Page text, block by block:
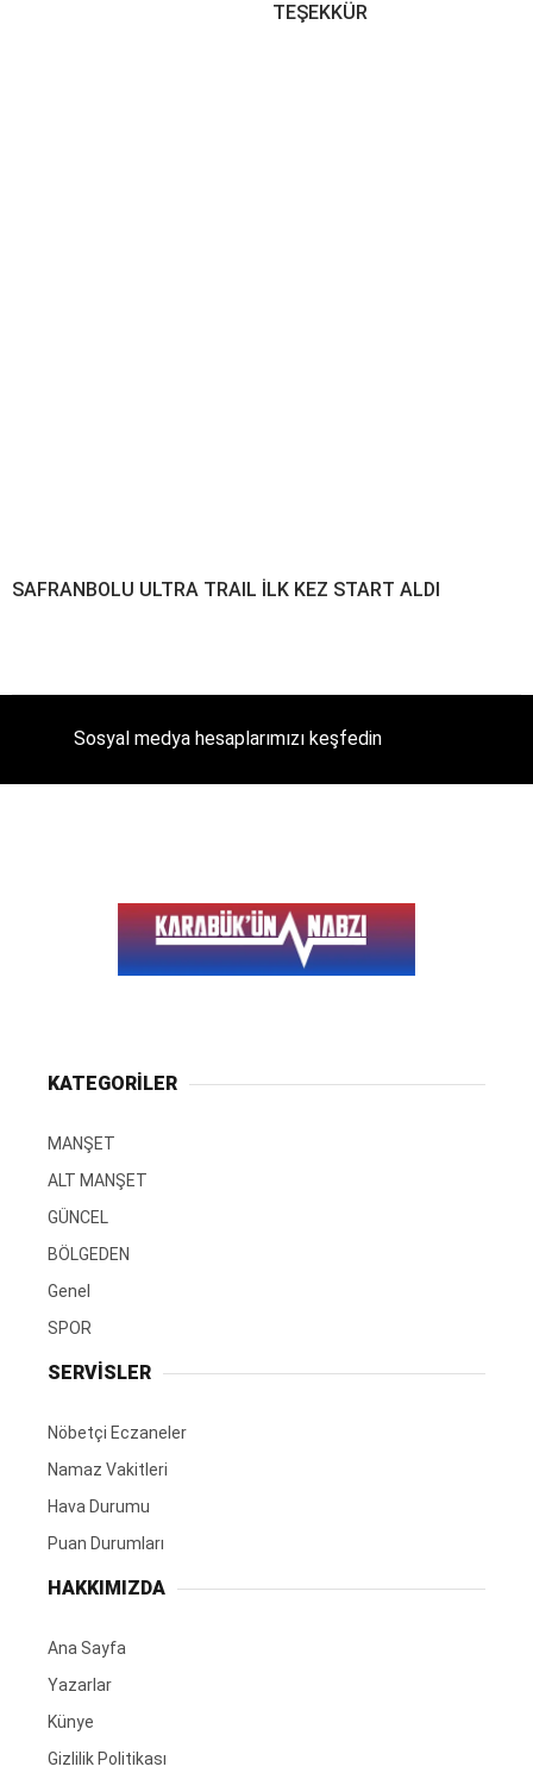
TEŞEKKÜR
SAFRANBOLU ULTRA TRAIL İLK KEZ START ALDI
Sosyal medya hesaplarımızı keşfedin
KATEGORİLER
MANŞET
ALT MANŞET
GÜNCEL
BÖLGEDEN
Genel
SPOR
SERVİSLER
Nöbetçi Eczaneler
Namaz Vakitleri
Hava Durumu
Puan Durumları
HAKKIMIZDA
Ana Sayfa
Yazarlar
Künye
Gizlilik Politikası